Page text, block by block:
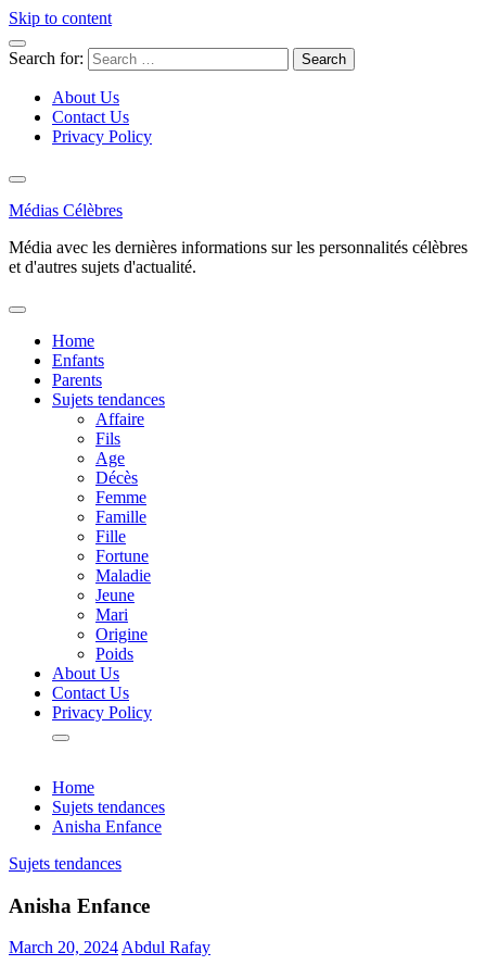
Skip to content
Search for:
About Us
Contact Us
Privacy Policy
Médias Célèbres
Média avec les dernières informations sur les personnalités célèbres
et d'autres sujets d'actualité.
Home
Enfants
Parents
Sujets tendances
Affaire
Fils
Age
Décès
Femme
Famille
Fille
Fortune
Maladie
Jeune
Mari
Origine
Poids
About Us
Contact Us
Privacy Policy
Home
Sujets tendances
Anisha Enfance
Sujets tendances
Anisha Enfance
March 20, 2024Abdul Rafay